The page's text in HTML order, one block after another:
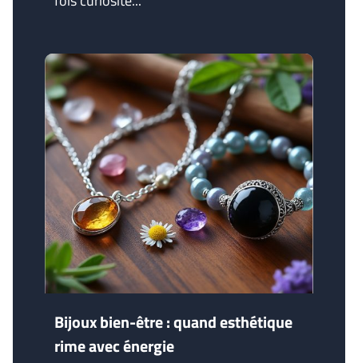
Bijoux bien-être : quand esthétique
rime avec énergie